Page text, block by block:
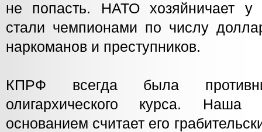
не попасть. НАТО хозяйничает у
стали чемпионами по числу
наркоманов и преступников.
КПРФ всегда была
олигархического курса.
основанием считает его